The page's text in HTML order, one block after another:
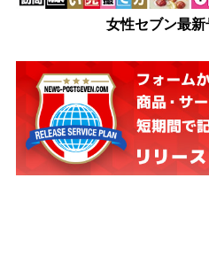
女性セブン最